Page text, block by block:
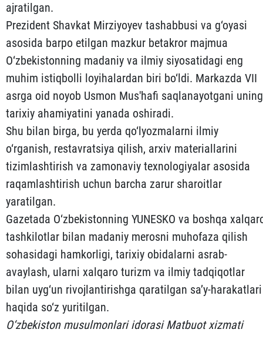
ajratilgan.
Prezident Shavkat Mirziyoyev tashabbusi va g‘oyasi
asosida barpo etilgan mazkur betakror majmua
O‘zbekistonning madaniy va ilmiy siyosatidagi eng
muhim istiqbolli loyihalardan biri bo‘ldi. Markazda VII
asrga oid noyob Usmon Mus'hafi saqlanayotgani uning
tarixiy ahamiyatini yanada oshiradi.
Shu bilan birga, bu yerda qo‘lyozmalarni ilmiy
o‘rganish, restavratsiya qilish, arxiv materiallarini
tizimlashtirish va zamonaviy texnologiyalar asosida
raqamlashtirish uchun barcha zarur sharoitlar
yaratilgan.
Gazetada O‘zbekistonning YUNЕSKO va boshqa
tashkilotlar bilan madaniy merosni muhofaza qilish
sohasidagi hamkorligi, tarixiy obidalarni asrab-
avaylash, ularni xalqaro turizm va ilmiy tadqiqotlar
bilan uyg‘un rivojlantirishga qaratilgan sa’y-harakatlari
haqida so‘z yuritilgan.
O‘zbekiston musulmonlari idorasi Matbuot xizmati